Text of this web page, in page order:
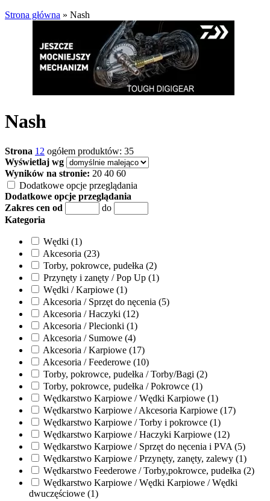
Strona główna » Nash
Nash
Strona 1 2 ogółem produktów: 35
Wyświetlaj wg
Wyników na stronie: 20 40 60
Dodatkowe opcje przeglądania
Dodatkowe opcje przeglądania
Zakres cen od
do
Kategoria
Wędki (1)
Akcesoria (23)
Torby, pokrowce, pudełka (2)
Przynęty i zanęty / Pop Up (1)
Wędki / Karpiowe (1)
Akcesoria / Sprzęt do nęcenia (5)
Akcesoria / Haczyki (12)
Akcesoria / Plecionki (1)
Akcesoria / Sumowe (4)
Akcesoria / Karpiowe (17)
Akcesoria / Feederowe (10)
Torby, pokrowce, pudełka / Torby/Bagi (2)
Torby, pokrowce, pudełka / Pokrowce (1)
Wędkarstwo Karpiowe / Wędki Karpiowe (1)
Wędkarstwo Karpiowe / Akcesoria Karpiowe (17)
Wędkarstwo Karpiowe / Torby i pokrowce (1)
Wędkarstwo Karpiowe / Haczyki Karpiowe (12)
Wędkarstwo Karpiowe / Sprzęt do nęcenia i PVA (5)
Wędkarstwo Karpiowe / Przynęty, zanęty, zalewy (1)
Wędkarstwo Feederowe / Torby,pokrowce, pudełka (2)
Wędkarstwo Karpiowe / Wędki Karpiowe / Wędki
dwuczęściowe (1)